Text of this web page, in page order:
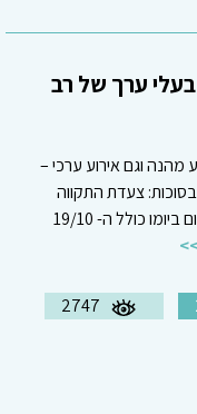
5 הצעות לאירועי סוכות 2016 בעלי ערך של רב
וגם אירוע ערכי –
בסוכות: צעדת התקווה
של נשים עושות שלום ממשיכה להתקיים יום ביומו כולל ה- 19/10
2747